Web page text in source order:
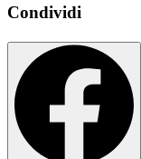
Condividi